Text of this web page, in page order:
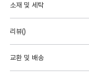
소재 및 세탁
리뷰()
교환 및 배송